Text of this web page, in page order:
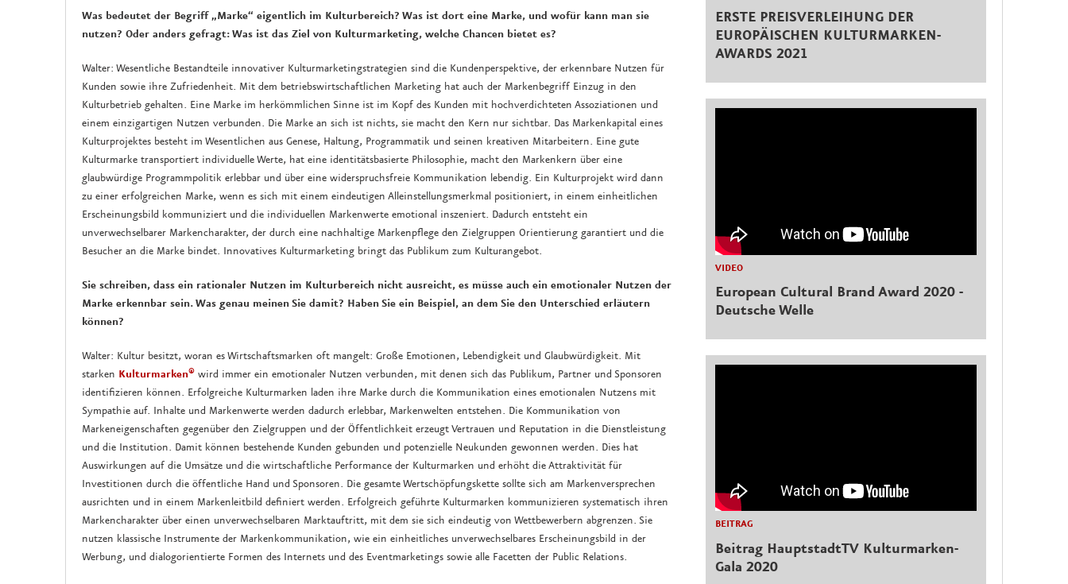
Was bedeutet der Begriff „Marke“ eigentlich im Kulturbereich? Was ist dort eine Marke, und wofür kann man sie
nutzen? Oder anders gefragt: Was ist das Ziel von Kulturmarketing, welche Chancen bietet es?
Walter: Wesentliche Bestandteile innovativer Kulturmarketingstrategien sind die Kundenperspektive, der erkennbare Nutzen für
Kunden sowie ihre Zufriedenheit. Mit dem betriebswirtschaftlichen Marketing hat auch der Markenbegriff Einzug in den
Kulturbetrieb gehalten. Eine Marke im herkömmlichen Sinne ist im Kopf des Kunden mit hochverdichteten Assoziationen und
einem einzigartigen Nutzen verbunden. Die Marke an sich ist nichts, sie macht den Kern nur sichtbar. Das Markenkapital eines
Kulturprojektes besteht im Wesentlichen aus Genese, Haltung, Programmatik und seinen kreativen Mitarbeitern. Eine gute
Kulturmarke transportiert individuelle Werte, hat eine identitätsbasierte Philosophie, macht den Markenkern über eine
glaubwürdige Programmpolitik erlebbar und über eine widerspruchsfreie Kommunikation lebendig. Ein Kulturprojekt wird dann
zu einer erfolgreichen Marke, wenn es sich mit einem eindeutigen Alleinstellungsmerkmal positioniert, in einem einheitlichen
Erscheinungsbild kommuniziert und die individuellen Markenwerte emotional inszeniert. Dadurch entsteht ein
unverwechselbarer Markencharakter, der durch eine nachhaltige Markenpflege den Zielgruppen Orientierung garantiert und die
Besucher an die Marke bindet. Innovatives Kulturmarketing bringt das Publikum zum Kulturangebot.
Sie schreiben, dass ein rationaler Nutzen im Kulturbereich nicht ausreicht, es müsse auch ein emotionaler Nutzen der
Marke erkennbar sein. Was genau meinen Sie damit? Haben Sie ein Beispiel, an dem Sie den Unterschied erläutern
können?
Walter: Kultur besitzt, woran es Wirtschaftsmarken oft mangelt: Große Emotionen, Lebendigkeit und Glaubwürdigkeit. Mit
starken Kulturmarken® wird immer ein emotionaler Nutzen verbunden, mit denen sich das Publikum, Partner und Sponsoren
identifizieren können. Erfolgreiche Kulturmarken laden ihre Marke durch die Kommunikation eines emotionalen Nutzens mit
Sympathie auf. Inhalte und Markenwerte werden dadurch erlebbar, Markenwelten entstehen. Die Kommunikation von
Markeneigenschaften gegenüber den Zielgruppen und der Öffentlichkeit erzeugt Vertrauen und Reputation in die Dienstleistung
und die Institution. Damit können bestehende Kunden gebunden und potenzielle Neukunden gewonnen werden. Dies hat
Auswirkungen auf die Umsätze und die wirtschaftliche Performance der Kulturmarken und erhöht die Attraktivität für
Investitionen durch die öffentliche Hand und Sponsoren. Die gesamte Wertschöpfungskette sollte sich am Markenversprechen
ausrichten und in einem Markenleitbild definiert werden. Erfolgreich geführte Kulturmarken kommunizieren systematisch ihren
Markencharakter über einen unverwechselbaren Marktauftritt, mit dem sie sich eindeutig von Wettbewerbern abgrenzen. Sie
nutzen klassische Instrumente der Markenkommunikation, wie ein einheitliches unverwechselbares Erscheinungsbild in der
Werbung, und dialogorientierte Formen des Internets und des Eventmarketings sowie alle Facetten der Public Relations.
ERSTE PREISVERLEIHUNG DER
EUROPÄISCHEN KULTURMARKEN-
AWARDS 2021
VIDEO
European Cultural Brand Award 2020 -
Deutsche Welle
BEITRAG
Beitrag HauptstadtTV Kulturmarken-
Gala 2020